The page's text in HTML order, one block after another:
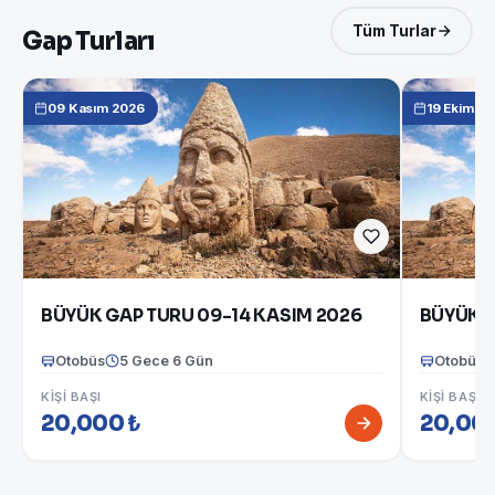
Gap Turları Tüm Turlar
09 Kasım 2026
BÜYÜK GAP TURU 09-14 KASIM 2026
Otobüs 5 Gece 6 Gün
KIŞI BAŞI
20,000 ₺
19 Ekim
BÜYÜK
Otobüs
KIŞI BAŞI